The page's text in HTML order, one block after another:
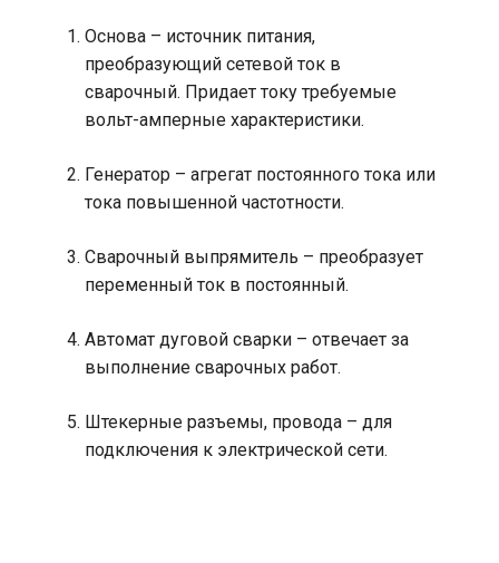
Основа – источник питания,
преобразующий сетевой ток в
сварочный. Придает току требуемые
вольт-амперные характеристики.
Генератор – агрегат постоянного тока или
тока повышенной частотности.
Сварочный выпрямитель – преобразует
переменный ток в постоянный.
Автомат дуговой сварки – отвечает за
выполнение сварочных работ.
Штекерные разъемы, провода – для
подключения к электрической сети.